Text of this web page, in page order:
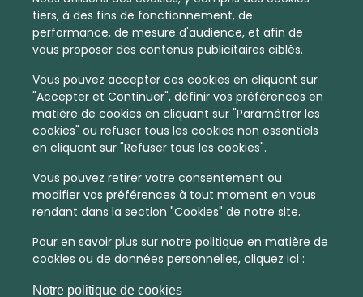
tiers, à des fins de fonctionnement, de
performance, de mesure d'audience, et afin de
vous proposer des contenus publicitaires ciblés.
Vous pouvez accepter ces cookies en cliquant sur
"Accepter et Continuer", définir vos préférences en
matière de cookies en cliquant sur "Paramétrer les
cookies" ou refuser tous les cookies non essentiels
en cliquant sur "Refuser tous les cookies".
Vous pouvez retirer votre consentement ou
modifier vos préférences à tout moment en vous
rendant dans la section "Cookies" de notre site.
Pour en savoir plus sur notre politique en matière de
cookies ou de données personnelles, cliquez ici :
Notre politique de cookies
Nous contacter
Mentions légales
Gérer vos cookies
CGU
Politique de cookies